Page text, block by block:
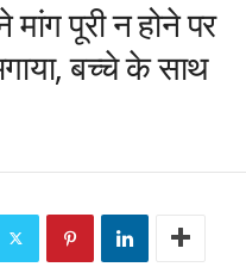
पूरी न होने पर
बच्चे के साथ